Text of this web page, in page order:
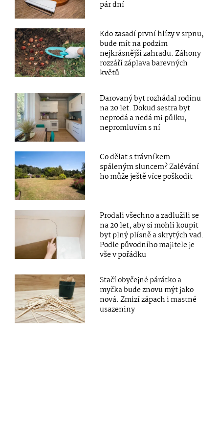
pár dní
Kdo zasadí první hlízy v srpnu,
bude mít na podzim
nejkrásnější zahradu. Záhony
rozzáří záplava barevných
květů
Darovaný byt rozhádal rodinu
na 20 let. Dokud sestra byt
neprodá a nedá mi půlku,
nepromluvím s ní
Co dělat s trávníkem
spáleným sluncem? Zalévání
ho může ještě více poškodit
Prodali všechno a zadlužili se
na 20 let, aby si mohli koupit
byt plný plísně a skrytých vad.
Podle původního majitele je
vše v pořádku
Stačí obyčejné párátko a
myčka bude znovu mýt jako
nová. Zmizí zápach i mastné
usazeniny